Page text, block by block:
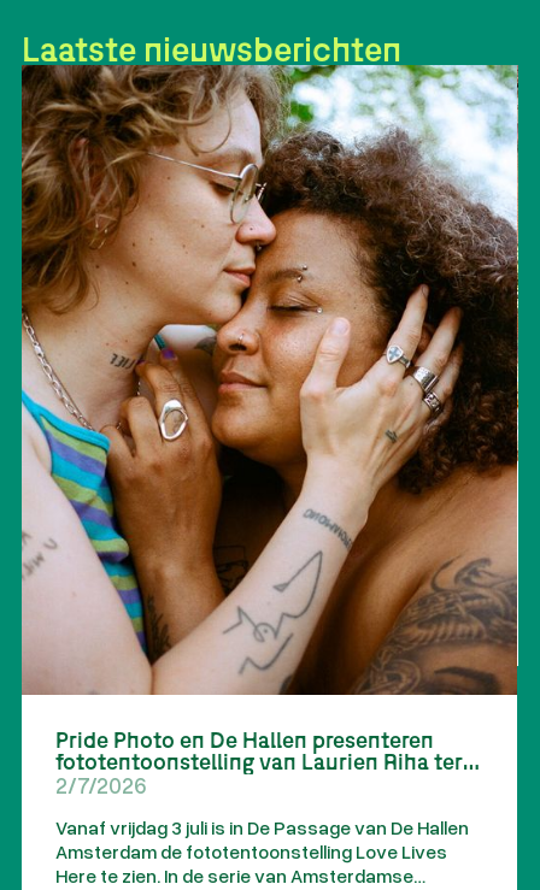
Laatste nieuwsberichten
Pride Photo en De Hallen presenteren
fototentoonstelling van Laurien Riha ter
gelegenheid van 25 jaar gelijk
2/7/2026
Vanaf vrijdag 3 juli is in De Passage van De Hallen
Amsterdam de fototentoonstelling Love Lives
Here te zien. In de serie van Amsterdamse